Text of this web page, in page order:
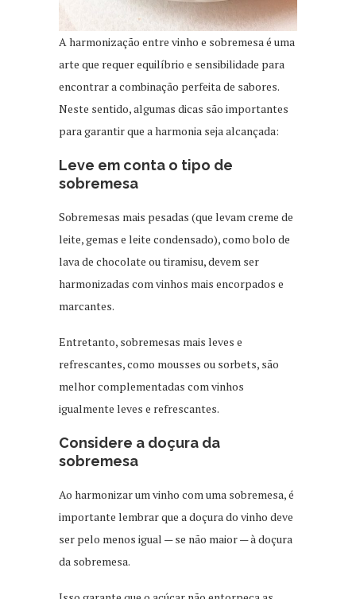
A harmonização entre vinho e sobremesa é uma
arte que requer equilíbrio e sensibilidade para
encontrar a combinação perfeita de sabores.
Neste sentido, algumas dicas são importantes
para garantir que a harmonia seja alcançada:
Leve em conta o tipo de
sobremesa
Sobremesas mais pesadas (que levam creme de
leite, gemas e leite condensado), como bolo de
lava de chocolate ou tiramisu, devem ser
harmonizadas com vinhos mais encorpados e
marcantes.
Entretanto, sobremesas mais leves e
refrescantes, como mousses ou sorbets, são
melhor complementadas com vinhos
igualmente leves e refrescantes.
Considere a doçura da
sobremesa
Ao harmonizar um vinho com uma sobremesa, é
importante lembrar que a doçura do vinho deve
ser pelo menos igual — se não maior — à doçura
da sobremesa.